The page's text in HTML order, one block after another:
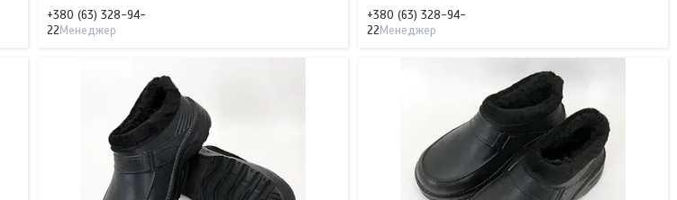
+380 (63) 328-94-
22Менеджер
+380 (63) 328-94-
22Менеджер